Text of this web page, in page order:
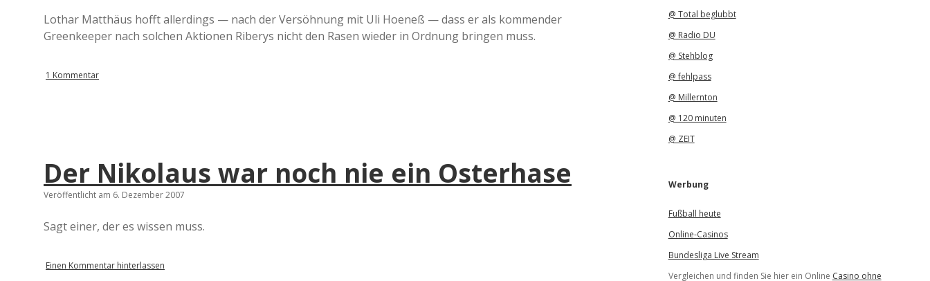
Lothar Matthäus hofft allerdings — nach der Versöhnung mit Uli Hoeneß — dass er als kommender
Greenkeeper nach solchen Aktionen Riberys nicht den Rasen wieder in Ordnung bringen muss.
1 Kommentar
Der Nikolaus war noch nie ein Osterhase
Veröffentlicht am 6. Dezember 2007
Sagt einer, der es wissen muss.
Einen Kommentar hinterlassen
@ Total beglubbt
@ Radio DU
@ Stehblog
@ fehlpass
@ Millernton
@ 120 minuten
@ ZEIT
Werbung
Fußball heute
Online-Casinos
Bundesliga Live Stream
Vergleichen und finden Sie hier ein Online Casino ohne